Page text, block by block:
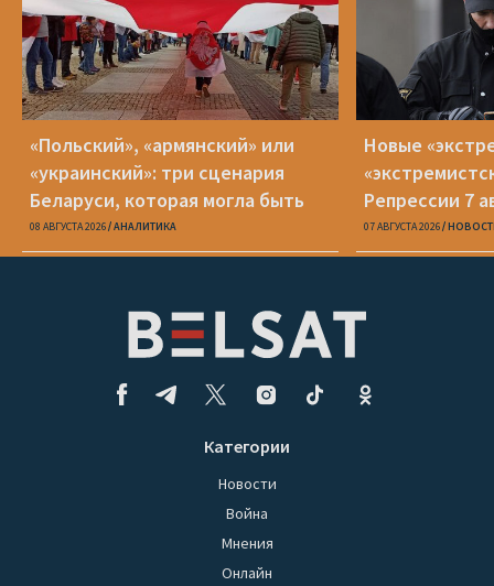
«Польский», «армянский» или
«украинский»: три сценария
Беларуси, которая могла быть
08 АВГУСТА 2026 АНАЛИТИКА
Новые
Репрессии 7
07 АВГУСТА 2026
Категории
Новости
Война
Мнения
Онлайн